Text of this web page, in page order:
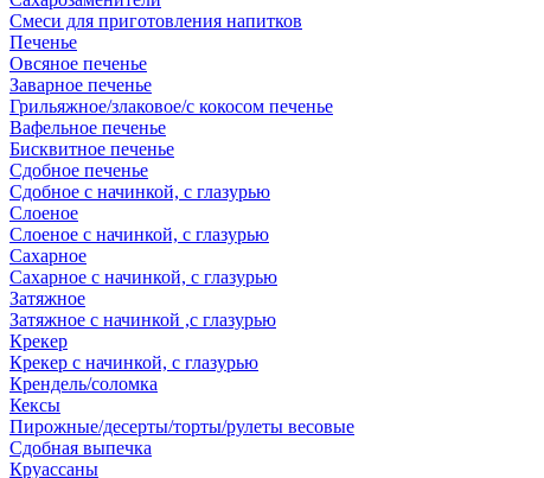
Смеси для приготовления напитков
Печенье
Овсяное печенье
Заварное печенье
Грильяжное/злаковое/с кокосом печенье
Вафельное печенье
Бисквитное печенье
Сдобное печенье
Сдобное с начинкой, с глазурью
Слоеное
Слоеное с начинкой, с глазурью
Сахарное
Сахарное с начинкой, с глазурью
Затяжное
Затяжное с начинкой ,с глазурью
Крекер
Крекер с начинкой, с глазурью
Крендель/соломка
Кексы
Пирожные/десерты/торты/рулеты весовые
Сдобная выпечка
Круассаны